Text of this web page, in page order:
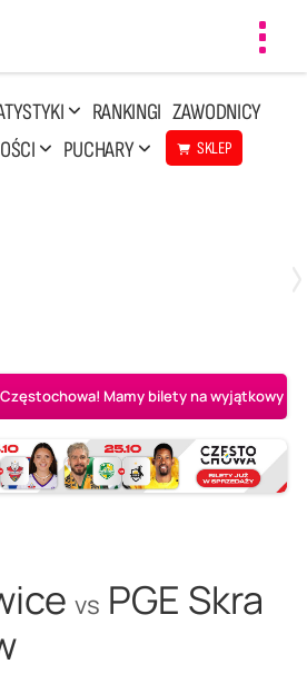
RANKINGI ZAWODNICY
PUCHARY SKLEP
Mamy bilety na wyjątkowy
vs PGE Skra